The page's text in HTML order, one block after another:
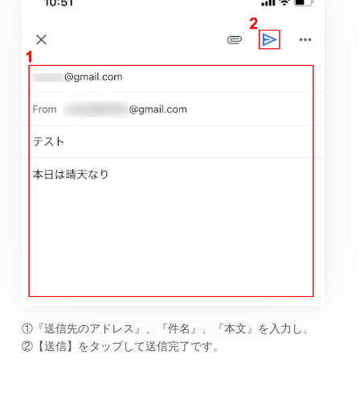
①『送信先のアドレス』、『件名』、『本文』を入力し、
②【送信】をタップして送信完了です。